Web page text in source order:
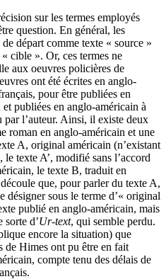
sur les termes employés
question. En général, les
départ comme texte « source »
cible ». Or, ces termes ne
aux oeuvres policières de
ont été écrites en anglo-
pour être publiées en
publiées en anglo-américain à
par l’auteur. Ainsi, il existe deux
roman en anglo-américain et une
A, original américain (n’existant
texte A’, modifié sans l’accord
le texte B, traduit en
que, pour parler du texte A,
désigner sous le terme d’« original
publié en anglo-américain, mais
sorte d’Ur-text, qui semble perdu.
encore la situation) que
de Himes ont pu être en fait
compte tenu des délais de